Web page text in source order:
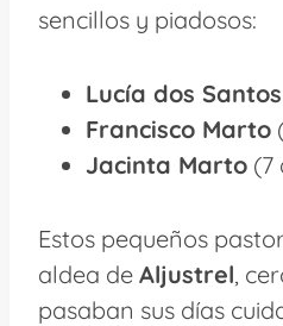
sencillos y piadosos:
Lucía dos Santos
Francisco Marto
Jacinta Marto (7
Estos pequeños
aldea de Aljustrel,
pasaban sus días